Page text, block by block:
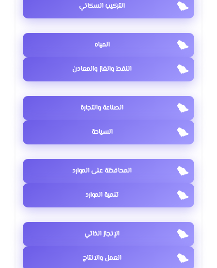
التركيب السكاني
المياه
النفط والغاز والمعادن
الصناعة والتجارة
السياحة
المحافظة على الموارد
تنمية الموارد
الإنجاز الذاتي
العمل والانتاج